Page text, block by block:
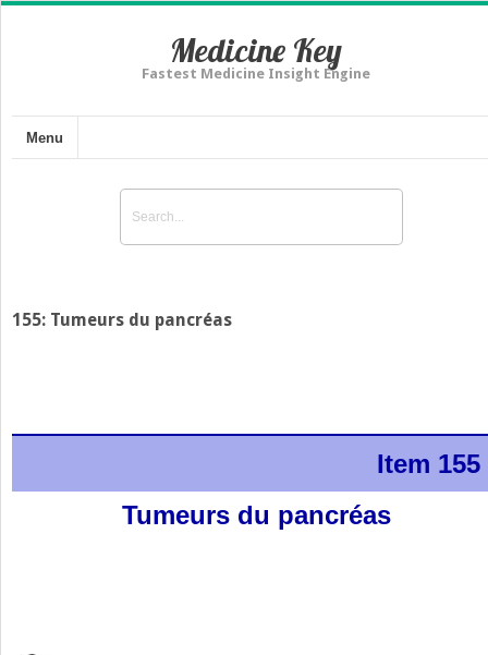
Medicine Key
Fastest Medicine Insight Engine
Menu
155: Tumeurs du pancréas
Item 155
Tumeurs du pancréas